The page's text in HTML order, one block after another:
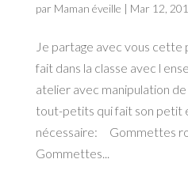
par Maman éveille | Mar 12,
Je partage avec vous
fait dans la classe avec l
atelier avec manipulation
tout-petits qui fait son
nécessaire: Gommettes
Gommettes...